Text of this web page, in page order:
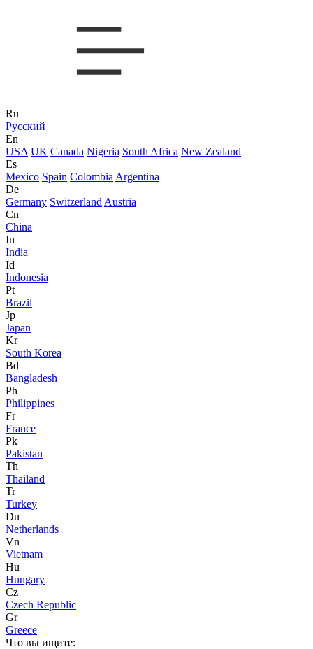
Ru
Русский
En
USA UK Canada Nigeria South Africa New Zealand
Es
Mexico Spain Colombia Argentina
De
Germany Switzerland Austria
Cn
China
In
India
Id
Indonesia
Pt
Brazil
Jp
Japan
Kr
South Korea
Bd
Bangladesh
Ph
Philippines
Fr
France
Pk
Pakistan
Th
Thailand
Tr
Turkey
Du
Netherlands
Vn
Vietnam
Hu
Hungary
Cz
Czech Republic
Gr
Greece
Что вы ищите: